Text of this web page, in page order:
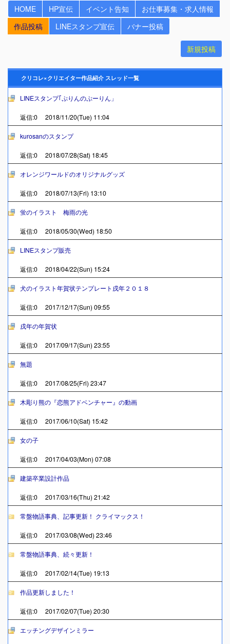
HOME HP宣伝 イベント告知
お仕事募集・求人情報
作品投稿
LINEスタンプ宣伝 バナー投稿
新規投稿
クリコレ×クリエイター作品紹介 スレッド一覧
LINEスタンプ｢ぷりんのぷーりん」
返信:0 2018/11/20(Tue) 11:04
kurosanのスタンプ
返信:0 2018/07/28(Sat) 18:45
オレンジワールドのオリジナルグッズ
返信:0 2018/07/13(Fri) 13:10
蛍のイラスト 梅雨の光
返信:0 2018/05/30(Wed) 18:50
LINEスタンプ販売
返信:0 2018/04/22(Sun) 15:24
犬のイラスト年賀状テンプレート戌年２０１８
返信:0 2017/12/17(Sun) 09:55
戌年の年賀状
返信:0 2017/09/17(Sun) 23:55
無題
返信:0 2017/08/25(Fri) 23:47
木彫り熊の『恋熊アドベンチャー』の動画
返信:0 2017/06/10(Sat) 15:42
女の子
返信:0 2017/04/03(Mon) 07:08
建築卒業設計作品
返信:0 2017/03/16(Thu) 21:42
常盤物語事典、記事更新！ クライマックス！
返信:0 2017/03/08(Wed) 23:46
常盤物語事典、続々更新！
返信:0 2017/02/14(Tue) 19:13
作品更新しました！
返信:0 2017/02/07(Tue) 20:30
エッチングデザインミラー